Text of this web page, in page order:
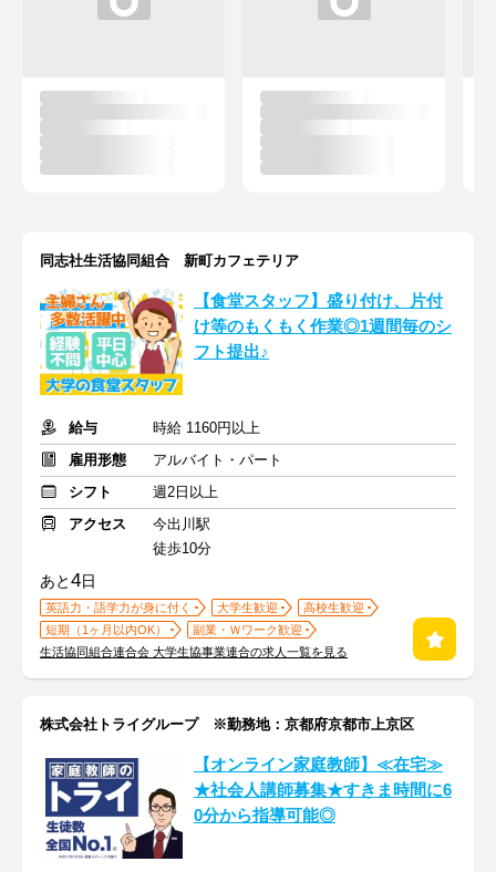
同志社生活協同組合 新町カフェテリア
【食堂スタッフ】盛り付け、片付
け等のもくもく作業◎1週間毎のシ
フト提出♪
給与
時給 1160円以上
雇用形態
アルバイト・パート
シフト
週2日以上
アクセス
今出川駅
徒歩10分
あと4日
英語力・語学力が身に付く 大学生歓迎
高校生歓迎
短期（1ヶ月以内OK）
副業・Ｗワーク歓迎
生活協同組合連合会 大学生協事業連合の求人一覧を見る
株式会社トライグループ ※勤務地：京都府京都市上京区
【オンライン家庭教師】≪在宅≫
★社会人講師募集★すきま時間に6
0分から指導可能◎